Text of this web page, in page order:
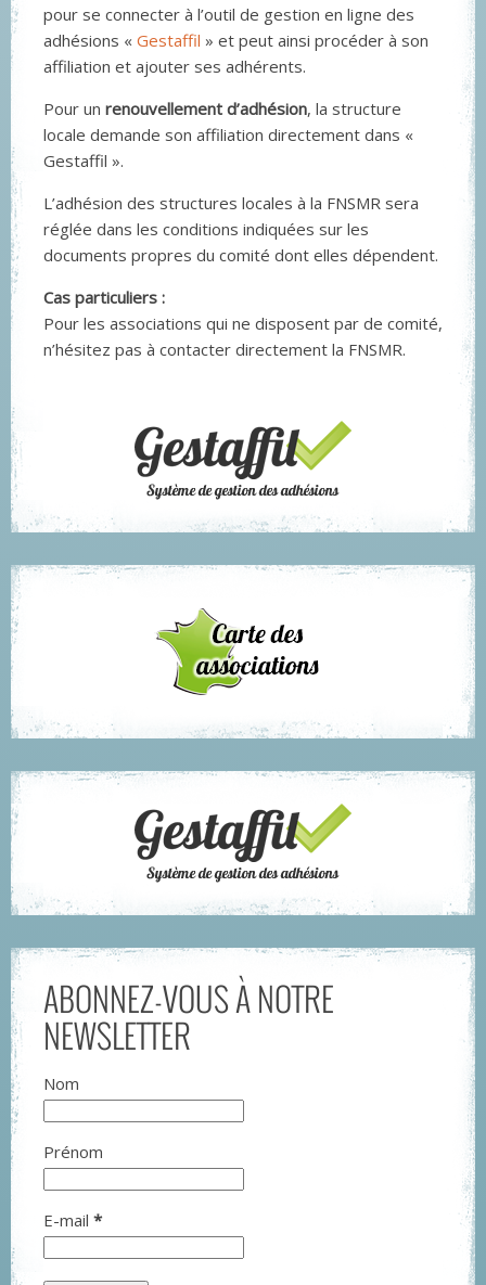
pour se connecter à l’outil de gestion en ligne des
adhésions « Gestaffil » et peut ainsi procéder à son
affiliation et ajouter ses adhérents.
Pour un renouvellement d’adhésion, la structure
locale demande son affiliation directement dans «
Gestaffil ».
L’adhésion des structures locales à la FNSMR sera
réglée dans les conditions indiquées sur les
documents propres du comité dont elles dépendent.
Cas particuliers :
Pour les associations qui ne disposent par de comité,
n’hésitez pas à contacter directement la FNSMR.
ABONNEZ-VOUS À NOTRE
NEWSLETTER
Nom
Prénom
E-mail *